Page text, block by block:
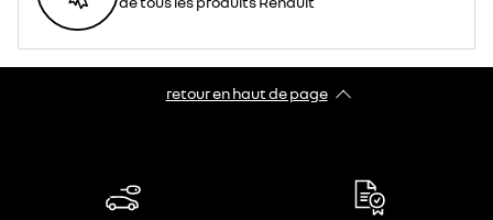
retour en haut de page​